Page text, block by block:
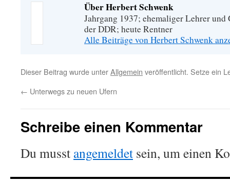
Über Herbert Schwenk
Jahrgang 1937; ehemaliger Lehrer
der DDR; heute Rentner
Alle Beiträge von Herbert Schwenk
Dieser Beitrag wurde unterAllgemein veröffentlicht. Setze ein
← Unterwegs zu neuen Ufern
Schreibe einen Kommentar
Du musst angemeldet sein, um einen